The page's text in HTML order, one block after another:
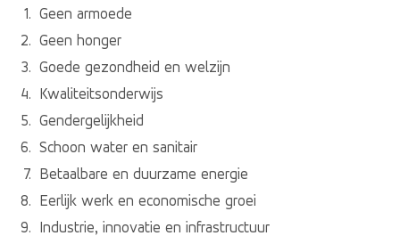
Geen armoede
Geen honger
Goede gezondheid en welzijn
Kwaliteitsonderwijs
Gendergelijkheid
Schoon water en sanitair
Betaalbare en duurzame energie
Eerlijk werk en economische groei
Industrie, innovatie en infrastructuur